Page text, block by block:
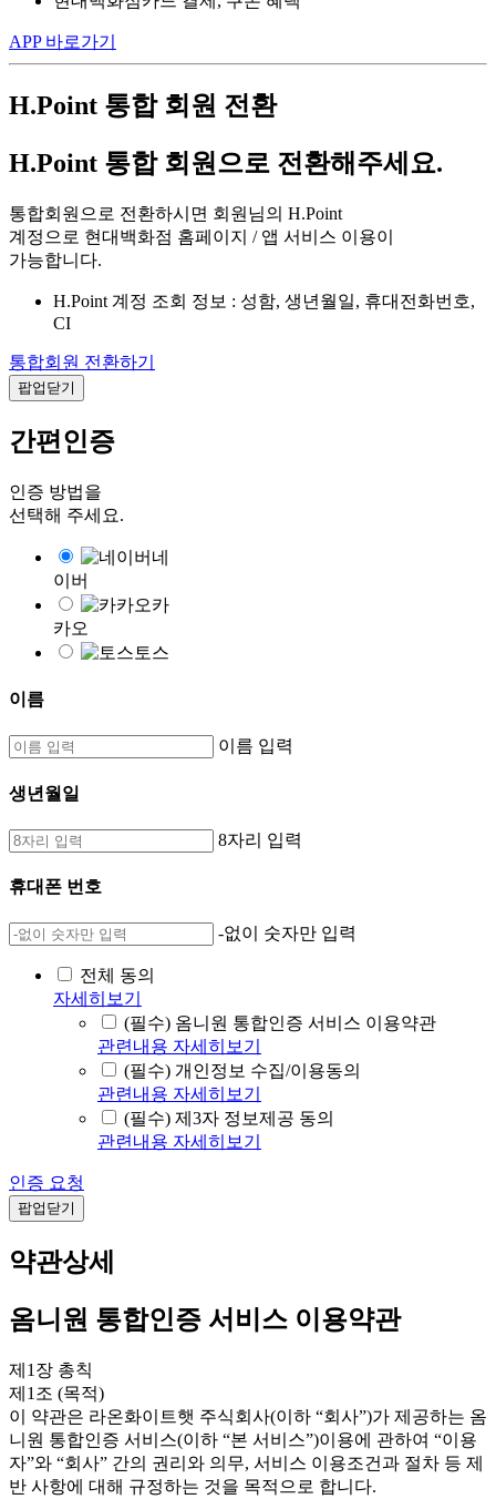
APP 바로가기
H.Point 통합 회원 전환
H.Point 통합 회원으로 전환해주세요.
통합회원으로 전환하시면 회원님의 H.Point
계정으로 현대백화점 홈페이지 / 앱 서비스 이용이
가능합니다.
H.Point 계정 조회 정보 : 성함, 생년월일, 휴대전화번호,
CI
통합회원 전환하기
팝업닫기
간편인증
인증 방법을
선택해 주세요.
네
이버
카
카오
토스
이름
이름 입력
생년월일
8자리 입력
휴대폰 번호
-없이 숫자만 입력
전체 동의
자세히보기
(필수) 옴니원 통합인증 서비스 이용약관
관련내용 자세히보기
(필수) 개인정보 수집/이용동의
관련내용 자세히보기
(필수) 제3자 정보제공 동의
관련내용 자세히보기
인증 요청
팝업닫기
약관상세
옴니원 통합인증 서비스 이용약관
제1장 총칙
제1조 (목적)
이 약관은 라온화이트햇 주식회사(이하 “회사”)가 제공하는 옴
니원 통합인증 서비스(이하 “본 서비스”)이용에 관하여 “이용
자”와 “회사” 간의 권리와 의무, 서비스 이용조건과 절차 등 제
반 사항에 대해 규정하는 것을 목적으로 합니다.